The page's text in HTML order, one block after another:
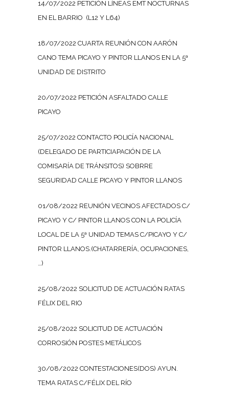
14/07/2022 PETICIÓN LÍNEAS EMT NOCTURNAS
EN EL BARRIO (L12 Y L64)
18/07/2022 CUARTA REUNIÓN CON AARÓN
CANO TEMA PICAYO Y PINTOR LLANOS EN LA 5ª
UNIDAD DE DISTRITO
20/07/2022 PETICIÓN ASFALTADO CALLE
PICAYO
25/07/2022 CONTACTO POLICÍA NACIONAL
(DELEGADO DE PARTICIAPACIÓN DE LA
COMISARÍA DE TRÁNSITOS) SOBRRE
SEGURIDAD CALLE PICAYO Y PINTOR LLANOS
01/08/2022 REUNIÓN VECINOS AFECTADOS C/
PICAYO Y C/ PINTOR LLANOS CON LA POLICÍA
LOCAL DE LA 5ª UNIDAD TEMAS C/PICAYO Y C/
PINTOR LLANOS.(CHATARRERÍA, OCUPACIONES,
…)
25/08/2022 SOLICITUD DE ACTUACIÓN RATAS
FÉLIX DEL RIO
25/08/2022 SOLICITUD DE ACTUACIÓN
CORROSIÓN POSTES METÁLICOS
30/08/2022 CONTESTACIONES(DOS) AYUN.
TEMA RATAS C/FÉLIX DEL RÍO